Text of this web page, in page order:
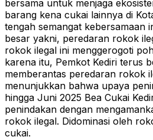
bersama untuk menjaga
barang kena cukai lainnya di
tengah semangat kebersamaan
besar yakni, peredaran rokok
rokok ilegal ini menggerogoti
karena itu, Pemkot Kediri terus
memberantas peredaran rokok
menunjukkan bahwa upaya
hingga Juni 2025 Bea Cukai
penindakan dengan
rokok ilegal. Didominasi oleh
cukai.